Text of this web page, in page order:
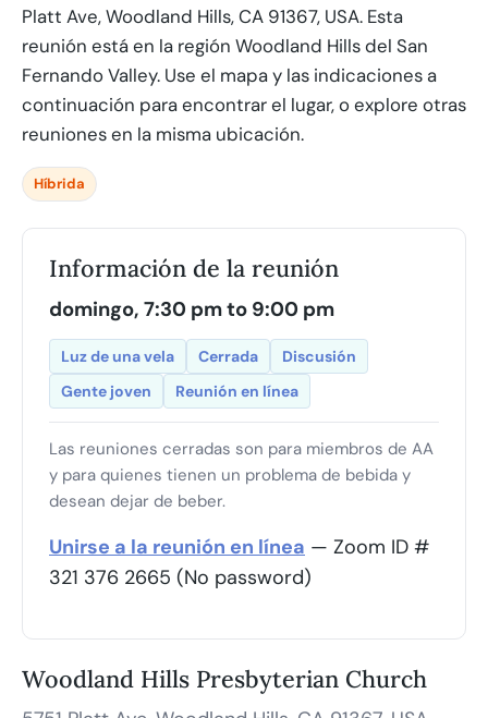
Platt Ave, Woodland Hills, CA 91367, USA. Esta
reunión está en la región Woodland Hills del San
Fernando Valley. Use el mapa y las indicaciones a
continuación para encontrar el lugar, o explore otras
reuniones en la misma ubicación.
Híbrida
Información de la reunión
domingo, 7:30 pm to 9:00 pm
Luz de una vela Cerrada
Discusión
Gente joven
Reunión en línea
Las reuniones cerradas son para miembros de AA
y para quienes tienen un problema de bebida y
desean dejar de beber.
Unirse a la reunión en línea — Zoom ID #
321 376 2665 (No password)
Woodland Hills Presbyterian Church